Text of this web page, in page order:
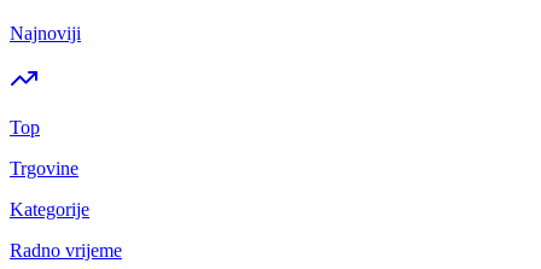
Najnoviji
Top
Trgovine
Kategorije
Radno vrijeme